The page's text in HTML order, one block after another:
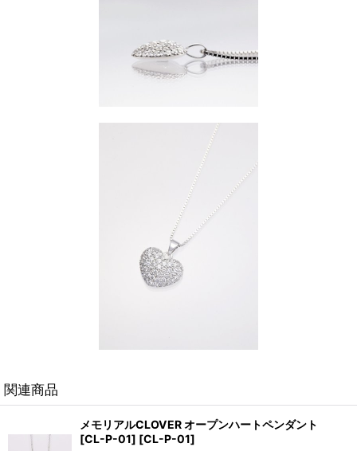
関連商品
メモリアルCLOVER オープンハートペンダント
[CL-P-01] [CL-P-01]